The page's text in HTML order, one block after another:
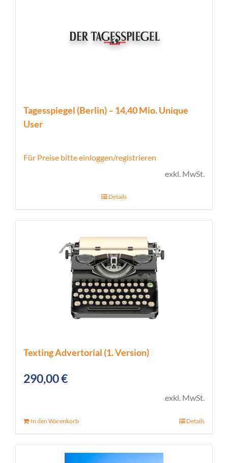
Tagesspiegel (Berlin) – 14,40 Mio. Unique
User
Für Preise bitte einloggen/registrieren
exkl. MwSt.
Details
Texting Advertorial (1. Version)
290,00€
exkl. MwSt.
In den Warenkorb Details